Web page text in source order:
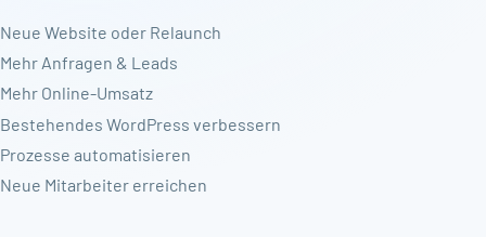
Neue Website oder Relaunch
Mehr Anfragen & Leads
Mehr Online-Umsatz
Bestehendes WordPress verbessern
Prozesse automatisieren
Neue Mitarbeiter erreichen